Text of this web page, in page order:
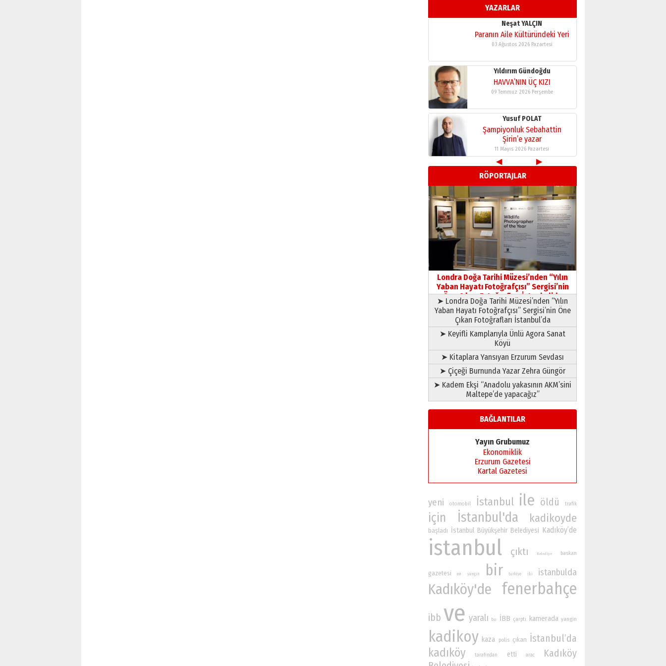
YAZARLARNeşat YALÇIN
Paranın Aile Kültüründeki Yeri
03 Ağustos 2026 Pazartesi
HAVVA’NIN ÜÇ KIZI
09 Temmuz 2026 Perşembe
Şampiyonluk Sebahattin
Şirin’e yazar
11 Mayıs 2026 Pazartesi
Neşat YALÇIN
Paranın Aile Kültüründeki Yeri
03 Ağustos 2026 Pazartesi
Yıldırım Gündoğdu
HAVVA’NIN ÜÇ KIZI
09 Temmuz 2026 Perşembe
Yusuf POLAT
Şampiyonluk Sebahattin
Şirin’e yazar
11 Mayıs 2026 Pazartesi
◀
▶
RÖPORTAJLAR
Londra Doğa Tarihi Müzesi’nden “Yılın
Yaban Hayatı Fotoğrafçısı” Sergisi’nin
Öne Çıkan Fotoğrafları İstanbul’da
➤ Londra Doğa Tarihi Müzesi’nden “Yılın
Yaban Hayatı Fotoğrafçısı” Sergisi’nin Öne
Çıkan Fotoğrafları İstanbul’da
➤ Keyifli Kamplarıyla Ünlü Agora Sanat
Köyü
➤ Kitaplara Yansıyan Erzurum Sevdası
➤ Çiçeği Burnunda Yazar Zehra Güngör
➤ Kadem Ekşi “Anadolu yakasının AKM’sini
Maltepe’de yapacağız”
BAĞLANTILAR
Yayın Grubumuz
Ekonomiklik
Erzurum Gazetesi
Kartal Gazetesi
yeni otomobil İstanbul ile öldü trafik
için İstanbul'da kadikoyde
başladı İstanbul Büyükşehir Belediyesi Kadıköy’de
istanbul çıktı Belediye baskan
gazetesi en yangın bir turkiye iki istanbulda
Kadıköy'de fenerbahçe
ibb ve yaralı bu İBB çarptı kamerada yangin
kadikoy kaza polis çıkan İstanbul’da
kadıköy tarafından etti arac
Kadıköy